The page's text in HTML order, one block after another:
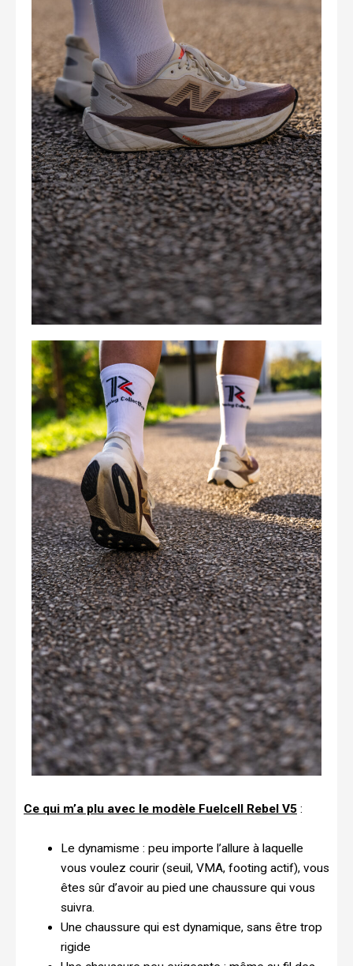
Ce qui m’a plu avec le modèle Fuelcell Rebel V5 :
Le dynamisme : peu importe l’allure à laquelle
vous voulez courir (seuil, VMA, footing actif), vous
êtes sûr d’avoir au pied une chaussure qui vous
suivra.
Une chaussure qui est dynamique, sans être trop
rigide